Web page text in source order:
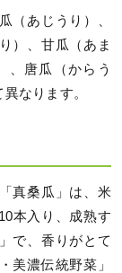
（あじうり）、
）、甘瓜（あま
、唐瓜（からう
なります。
真桑瓜」は、米
本入り、成熟す
で、香りがとて
美濃伝統野菜」